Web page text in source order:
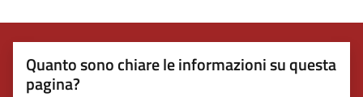
Quanto sono chiare le informazioni su questa
pagina?